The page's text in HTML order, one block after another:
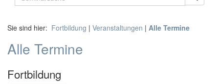
Sie sind hier: Fortbildung | Veranstaltungen | Alle Termine
Alle Termine
Fortbildung